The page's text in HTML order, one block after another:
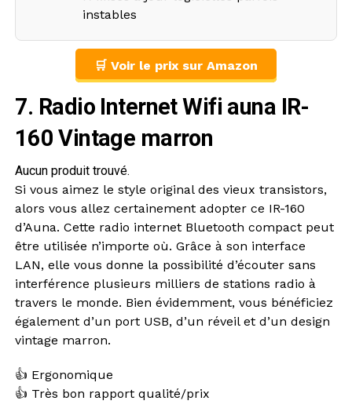
instables
🛒 Voir le prix sur Amazon
7. Radio Internet Wifi auna IR-
160 Vintage marron
Aucun produit trouvé.
Si vous aimez le style original des vieux transistors,
alors vous allez certainement adopter ce IR-160
d’Auna. Cette radio internet Bluetooth compact peut
être utilisée n’importe où. Grâce à son interface
LAN, elle vous donne la possibilité d’écouter sans
interférence plusieurs milliers de stations radio à
travers le monde. Bien évidemment, vous bénéficiez
également d’un port USB, d’un réveil et d’un design
vintage marron.
👍 Ergonomique
👍 Très bon rapport qualité/prix